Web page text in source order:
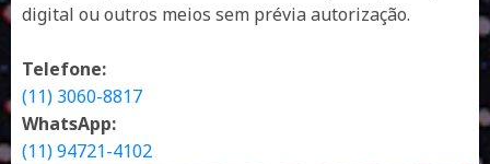
digital ou outros meios sem prévia autorização.
Telefone:
(11) 3060-8817
WhatsApp:
(11) 94721-4102